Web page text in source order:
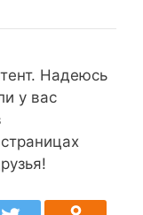
Надеюсь
у вас